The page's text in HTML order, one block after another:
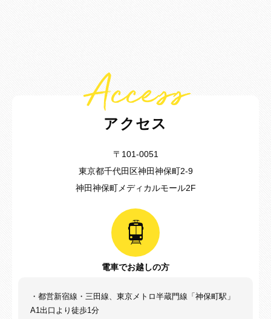
Access
アクセス
〒101-0051
東京都千代田区神田神保町2-9
神田神保町メディカルモール2F
電車でお越しの方
・都営新宿線・三田線、東京メトロ半蔵門線「神保町駅」
A1出口より徒歩1分